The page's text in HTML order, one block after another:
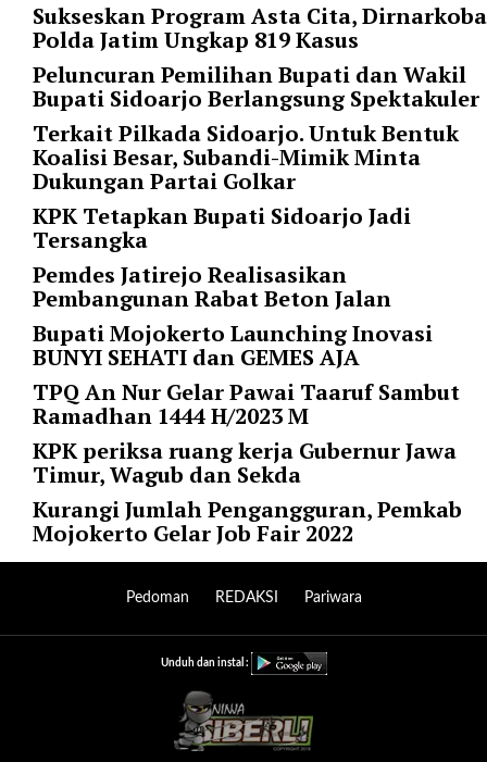
_
Sukseskan Program Asta Cita, Dirnarkoba
Polda Jatim Ungkap 819 Kasus
Peluncuran Pemilihan Bupati dan Wakil
Bupati Sidoarjo Berlangsung Spektakuler
Terkait Pilkada Sidoarjo. Untuk Bentuk
Koalisi Besar, Subandi-Mimik Minta
Dukungan Partai Golkar
KPK Tetapkan Bupati Sidoarjo Jadi
Tersangka
Pemdes Jatirejo Realisasikan
Pembangunan Rabat Beton Jalan
Bupati Mojokerto Launching Inovasi
BUNYI SEHATI dan GEMES AJA
TPQ An Nur Gelar Pawai Taaruf Sambut
Ramadhan 1444 H/2023 M
KPK periksa ruang kerja Gubernur Jawa
Timur, Wagub dan Sekda
Kurangi Jumlah Pengangguran, Pemkab
Mojokerto Gelar Job Fair 2022
Pedoman REDAKSI Pariwara
Unduh dan instal :